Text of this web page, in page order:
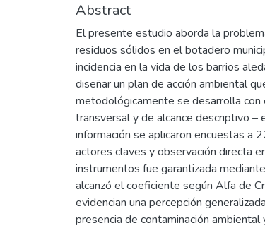
Abstract
El presente estudio aborda la
residuos sólidos en el botadero
incidencia en la vida de los barrios
diseñar un plan de acción ambiental
metodológicamente se desarrolla
transversal y de alcance descriptivo –
información se aplicaron encuestas a
actores claves y observación directa
instrumentos fue garantizada
alcanzó el coeficiente según Alfa de
evidencian una percepción
presencia de contaminación